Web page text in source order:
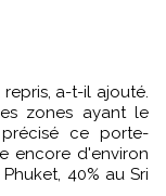
zones ayant le
ce porte-
encore d'environ
40% au Sri